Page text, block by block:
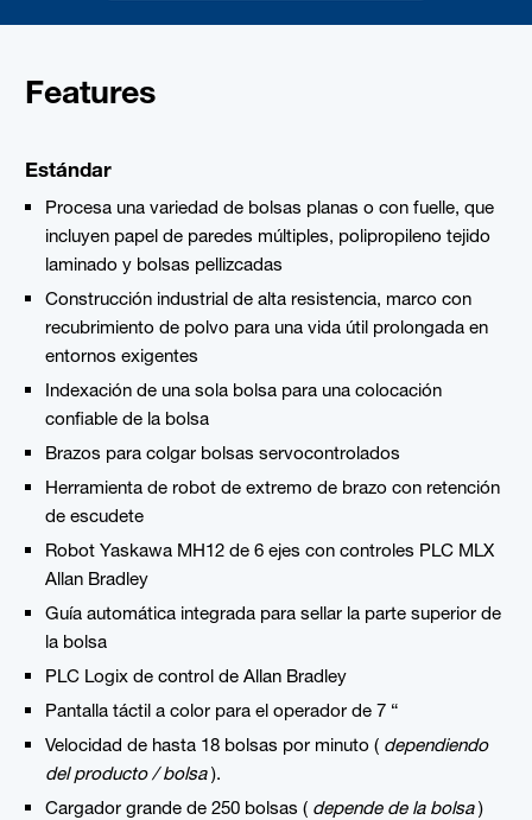
Features
Estándar
Procesa una variedad de bolsas planas o con fuelle, que
incluyen papel de paredes múltiples, polipropileno tejido
laminado y bolsas pellizcadas
Construcción industrial de alta resistencia, marco con
recubrimiento de polvo para una vida útil prolongada en
entornos exigentes
Indexación de una sola bolsa para una colocación
confiable de la bolsa
Brazos para colgar bolsas servocontrolados
Herramienta de robot de extremo de brazo con retención
de escudete
Robot Yaskawa MH12 de 6 ejes con controles PLC MLX
Allan Bradley
Guía automática integrada para sellar la parte superior de
la bolsa
PLC Logix de control de Allan Bradley
Pantalla táctil a color para el operador de 7 “
Velocidad de hasta 18 bolsas por minuto ( dependiendo
del producto / bolsa).
Cargador grande de 250 bolsas ( depende de la bolsa)